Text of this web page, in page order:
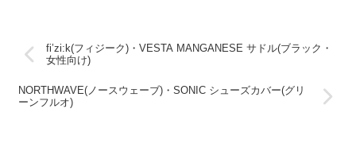
fi’zi:k(フィジーク)・VESTA MANGANESE サドル(ブラック・
女性向け)
NORTHWAVE(ノースウェーブ)・SONIC シューズカバー(グリ
ーンフルオ)